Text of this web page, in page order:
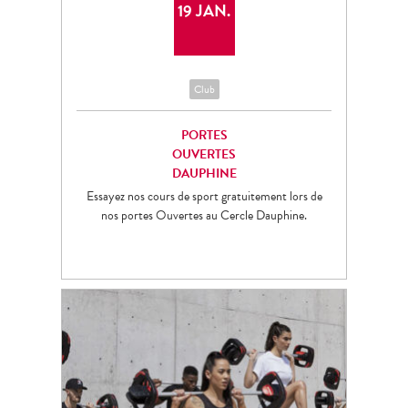
19 JAN.
Club
PORTES
OUVERTES
DAUPHINE
Essayez nos cours de sport gratuitement lors de
nos portes Ouvertes au Cercle Dauphine.
13
MAR.
Club
Diderot
Nation